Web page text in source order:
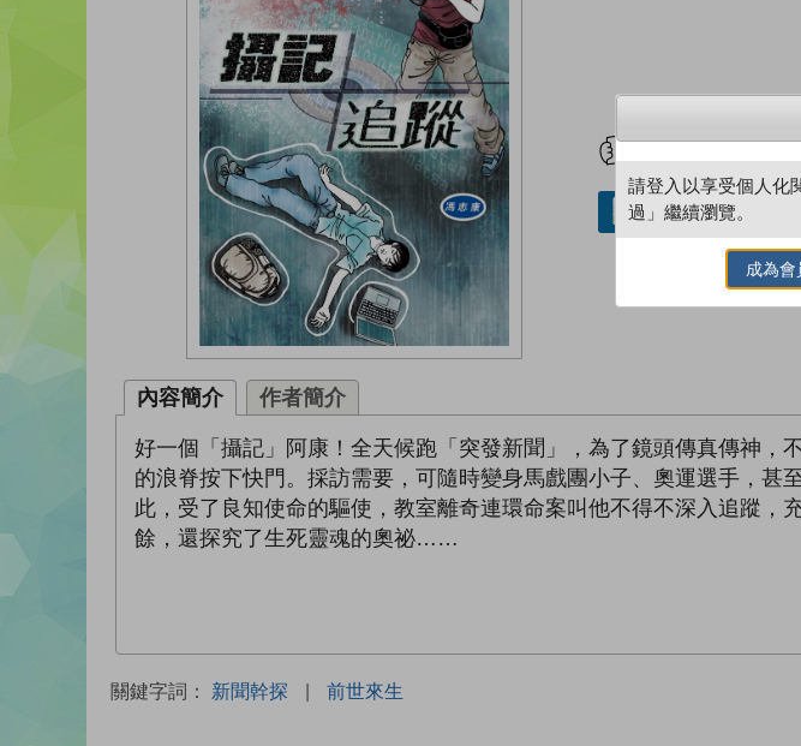
借閱實體書
內容簡介 作者簡介
好一個「攝記」阿康！全天候跑「突發新聞」，為了鏡頭傳真傳神
的浪脊按下快門。採訪需要，可隨時變身馬戲團小子、奧運選手，
此，受了良知使命的驅使，教室離奇連環命案叫他不得不深入追蹤
餘，還探究了生死靈魂的奧祕……
關鍵字詞： 新聞幹探 | 前世來生
請登入以享受個人化
過」繼續瀏覽。
成為會